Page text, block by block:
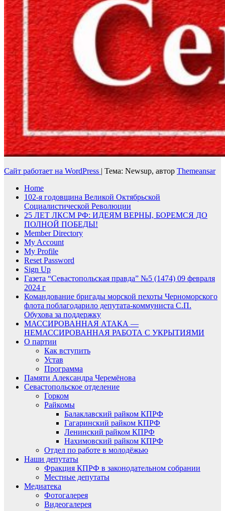
Сайт работает на WordPress | Тема: Newsup, автор Themeansar
Home
102-я годовщина Великой Октябрьской
Социалистической Революции
25 ЛЕТ ЛКСМ РФ: ИДЕЯМ ВЕРНЫ, БОРЕМСЯ ДО
ПОЛНОЙ ПОБЕДЫ!
Member Directory
My Account
My Profile
Reset Password
Sign Up
Газета “Севастопольская правда” №5 (1474) 09 февраля
2024 г
Командование бригады морской пехоты Черноморского
флота поблагодарило депутата-коммуниста С.П.
Обухова за поддержку
МАССИРОВАННАЯ АТАКА —
НЕМАССИРОВАННАЯ РАБОТА С УКРЫТИЯМИ
О партии
Как вступить
Устав
Программа
Памяти Александра Черемёнова
Севастопольское отделение
Горком
Райкомы
Балаклавский райком КПРФ
Гагаринский райком КПРФ
Ленинский райком КПРФ
Нахимовский райком КПРФ
Отдел по работе в молодёжью
Наши депутаты
Фракция КПРФ в законодательном собрании
Местные депутаты
Медиатека
Фотогалерея
Видеогалерея